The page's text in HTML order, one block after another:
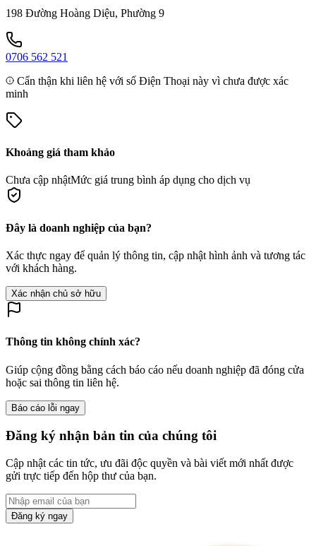
198 Đường Hoàng Diệu, Phường 9
0706 562 521
Cẩn thận khi liên hệ với số Điện Thoại này vì chưa được xác
minh
Khoảng giá tham khảo
Chưa cập nhậtMức giá trung bình áp dụng cho dịch vụ
Đây là doanh nghiệp của bạn?
Xác thực ngay để quản lý thông tin, cập nhật hình ảnh và tương tác
với khách hàng.
Xác nhận chủ sở hữu
Thông tin không chính xác?
Giúp cộng đồng bằng cách báo cáo nếu doanh nghiệp đã đóng cửa
hoặc sai thông tin liên hệ.
Báo cáo lỗi ngay
Đăng ký nhận bản tin của chúng tôi
Cập nhật các tin tức, ưu đãi độc quyền và bài viết mới nhất được
gửi trực tiếp đến hộp thư của bạn.
Đăng ký ngay